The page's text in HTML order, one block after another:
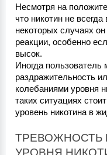
Несмотря на
что никотин не
некоторых случаях
реакции, особенно
высок.
Иногда
раздражительность
колебаниями уровня
таких ситуациях
уровень никотина в
ТРЕВОЖНОСТЬ
УРОВНЯ